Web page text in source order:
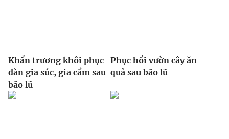
Khẩn trương khôi phục
đàn gia súc, gia cầm sau
bão lũ
Phục hồi vườn cây ăn
quả sau bão lũ